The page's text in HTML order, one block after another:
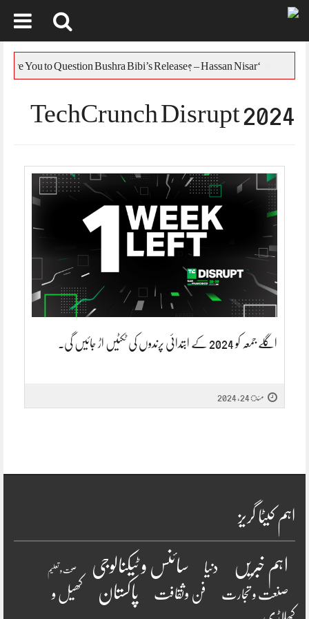
TechCrunch Disrupt 2024
اگلے جمعہ کو 2024 کے ابتدائی پرندوں کی ٹکٹیں اڑ جائیں گی۔
مئ 24, 2024
اہم کیٹا گریز
اہم خبریں دنیا سائنس و ٹیکنالوجی صحت و تعلیم
صنعت و تجارت فن وثقافت پاکستان
کھیل و